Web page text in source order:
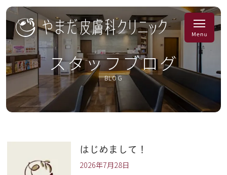
スタッフブログ
BLOG
はじめまして！
2026年7月28日